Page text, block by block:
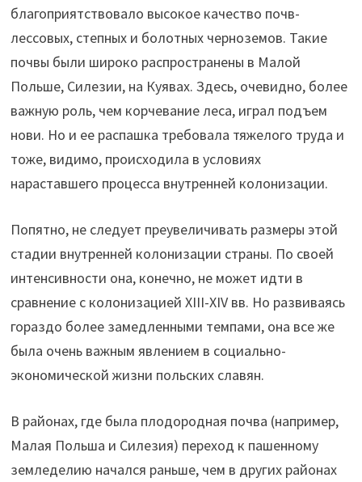
благоприятствовало высокое качество почв-
лессовых, степных и болотных черноземов. Такие
почвы были широко распространены в Малой
Польше, Силезии, на Куявах. Здесь, очевидно, более
важную роль, чем корчевание леса, играл подъем
нови. Но и ее распашка требовала тяжелого труда и
тоже, видимо, происходила в условиях
нараставшего процесса внутренней колонизации.
Попятно, не следует преувеличивать размеры этой
стадии внутренней колонизации страны. По своей
интенсивности она, конечно, не может идти в
сравнение с колонизацией XIII-XIV вв. Но развиваясь
гораздо более замедленными темпами, она все же
была очень важным явлением в социально-
экономической жизни польских славян.
В районах, где была плодородная почва (например,
Малая Польша и Силезия) переход к пашенному
земледелию начался раньше, чем в других районах